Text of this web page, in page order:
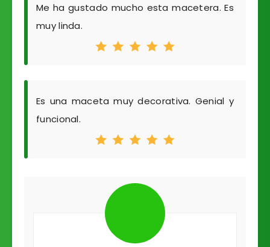
Me ha gustado mucho esta macetera. Es
muy linda.
Es una maceta muy decorativa. Genial y
funcional.